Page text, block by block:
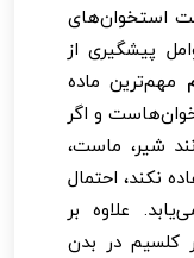
استخوان‌های
پیشگیری از
مهم‌ترین ماده
و اگر
شیر، ماست،
نکند، احتمال
علاوه بر
کلسیم در بدن